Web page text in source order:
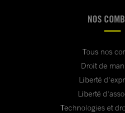
NOS
Tous nos
Droit de
Liberté
Liberté
Technologies et